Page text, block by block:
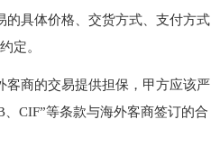
具体价格、交货方式、支付方式
定。
商的交易提供担保，甲方应该严
CIF”等条款与海外客商签订的合